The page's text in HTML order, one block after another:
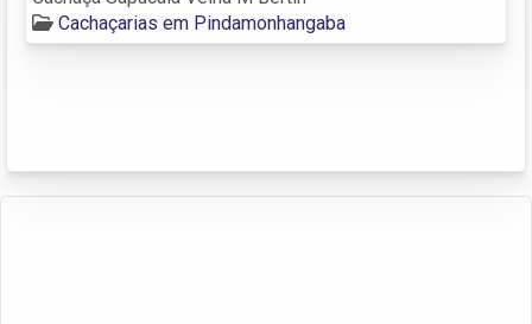
Cachaçarias em Pindamonhangaba